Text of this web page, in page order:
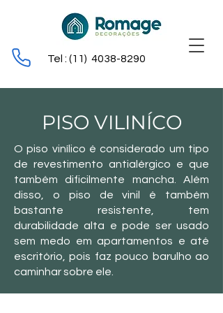
Tel : (11) 4038-8290
PISO VILINÍCO
O piso vinílico é considerado um tipo
de revestimento antialérgico e que
também dificilmente mancha. Além
disso, o piso de vinil é também
bastante resistente, tem
durabilidade alta e pode ser usado
sem medo em apartamentos e até
escritório, pois faz pouco barulho ao
caminhar sobre ele.